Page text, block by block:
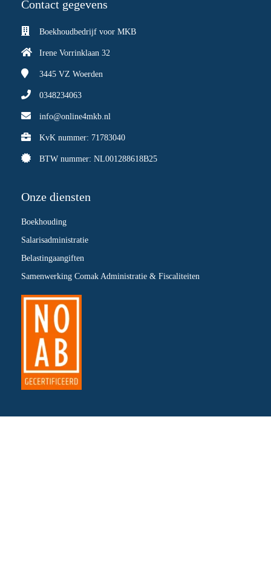
Contact gegevens
Boekhoudbedrijf voor MKB
Irene Vorrinklaan 32
3445 VZ Woerden
0348234063
info@online4mkb.nl
KvK nummer: 71783040
BTW nummer: NL001288618B25
Onze diensten
Boekhouding
Salarisadministratie
Belastingaangiften
Samenwerking Comak Administratie & Fiscaliteiten